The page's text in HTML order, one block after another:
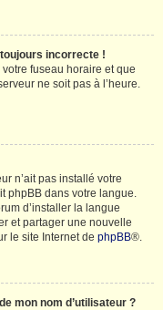
incorrecte !
fuseau horaire et que
ne soit pas à l’heure.
n’ait pas installé votre
phpBB dans votre langue.
d’installer la langue
et partager une nouvelle
le site Internet de phpBB®.
mon nom d’utilisateur ?